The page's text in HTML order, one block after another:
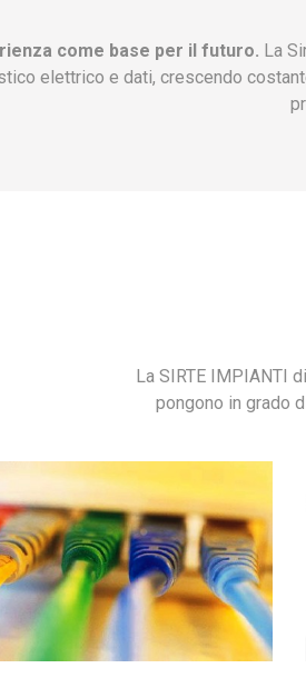
come base per il futuro. La
elettrico e dati, crescendo
La SIRTE IMPIANTI
pongono in grado